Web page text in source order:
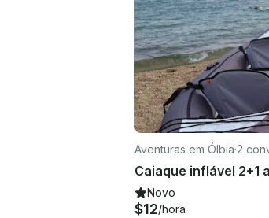
Aventuras em Ólbia·2
Caiaque inflável 2+1
Novo
$12/hora